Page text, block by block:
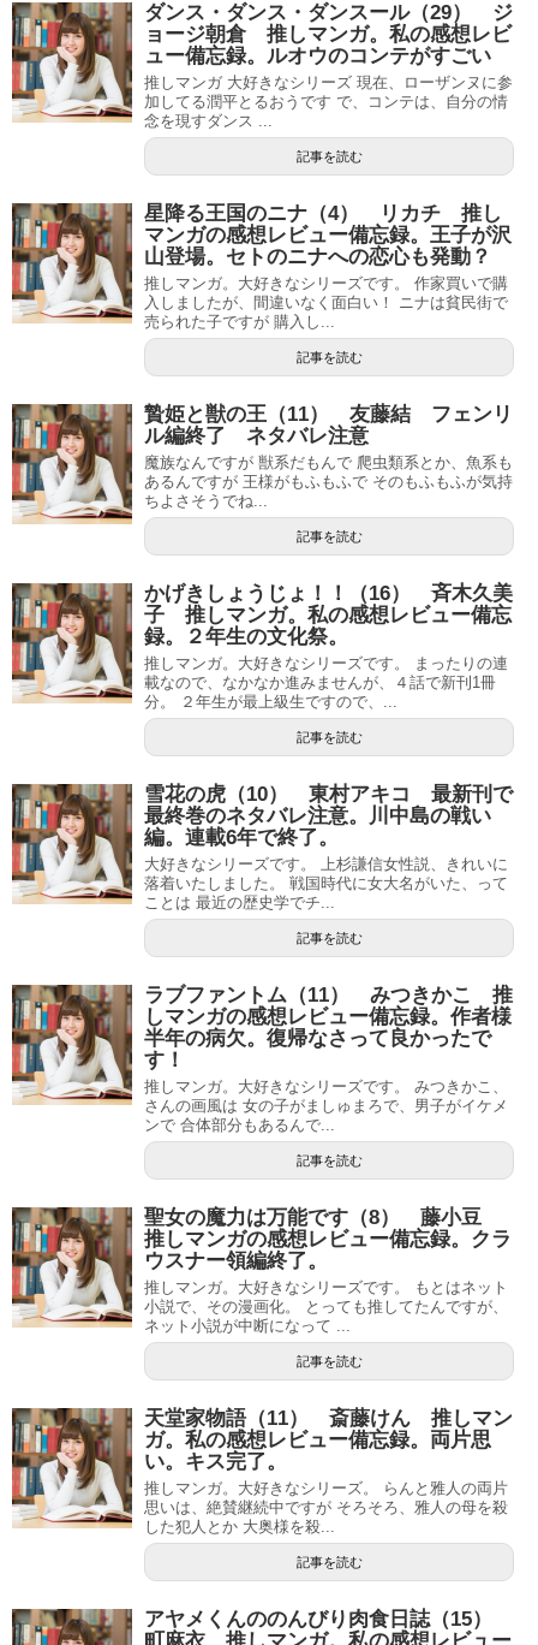
ダンス・ダンス・ダンスール（29） ジ
ョージ朝倉 推しマンガ。私の感想レビ
ュー備忘録。ルオウのコンテがすごい
推しマンガ 大好きなシリーズ 現在、ローザンヌに参
加してる潤平とるおうです で、コンテは、自分の情
念を現すダンス ...
記事を読む
星降る王国のニナ（4） リカチ 推し
マンガの感想レビュー備忘録。王子が沢
山登場。セトのニナへの恋心も発動？
推しマンガ。大好きなシリーズです。 作家買いで購
入しましたが、間違いなく面白い！ ニナは貧民街で
売られた子ですが 購入し...
記事を読む
贄姫と獣の王（11） 友藤結 フェンリ
ル編終了 ネタバレ注意
魔族なんですが 獣系だもんで 爬虫類系とか、魚系も
あるんですが 王様がもふもふで そのもふもふが気持
ちよさそうでね...
記事を読む
かげきしょうじょ！！（16） 斉木久美
子 推しマンガ。私の感想レビュー備忘
録。２年生の文化祭。
推しマンガ。大好きなシリーズです。 まったりの連
載なので、なかなか進みませんが、４話で新刊1冊
分。 ２年生が最上級生ですので、...
記事を読む
雪花の虎（10） 東村アキコ 最新刊で
最終巻のネタバレ注意。川中島の戦い
編。連載6年で終了。
大好きなシリーズです。 上杉謙信女性説、きれいに
落着いたしました。 戦国時代に女大名がいた、って
ことは 最近の歴史学でチ...
記事を読む
ラブファントム（11） みつきかこ 推
しマンガの感想レビュー備忘録。作者様
半年の病欠。復帰なさって良かったで
す！
推しマンガ。大好きなシリーズです。 みつきかこ、
さんの画風は 女の子がましゅまろで、男子がイケメ
ンで 合体部分もあるんで...
記事を読む
聖女の魔力は万能です（8） 藤小豆
推しマンガの感想レビュー備忘録。クラ
ウスナー領編終了。
推しマンガ。大好きなシリーズです。 もとはネット
小説で、その漫画化。 とっても推してたんですが、
ネット小説が中断になって ...
記事を読む
天堂家物語（11） 斎藤けん 推しマン
ガ。私の感想レビュー備忘録。両片思
い。キス完了。
推しマンガ。大好きなシリーズ。 らんと雅人の両片
思いは、絶賛継続中ですが そろそろ、雅人の母を殺
した犯人とか 大奥様を殺...
記事を読む
アヤメくんののんびり肉食日誌（15）